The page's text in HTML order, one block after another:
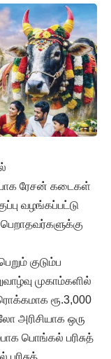
ரேசன் கடைகள்
வழங்கப்பட்டு
குடும்ப
முகாம்களில்
ரூ.3,000
அரிசியாக ஒரு
பொங்கல் பரிசுத்